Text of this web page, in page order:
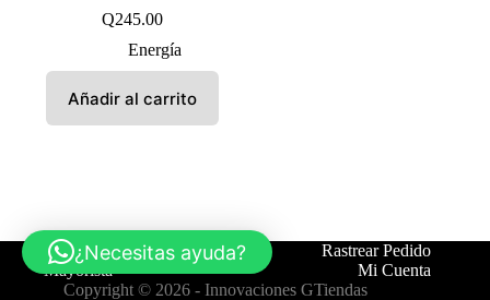
Q245.00
Energía
Añadir al carrito
Tienda Contáctanos
Rastrear Pedido
Mayorista
Mi Cuenta
Copyright © 2026 - Innovaciones GTiendas
¿Necesitas ayuda?